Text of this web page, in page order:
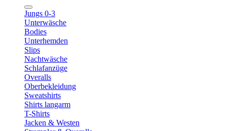
Jungs 0-3
Unterwäsche
Bodies
Unterhemden
Slips
Nachtwäsche
Schlafanzüge
Overalls
Oberbekleidung
Sweatshirts
Shirts langarm
T-Shirts
Jacken & Westen